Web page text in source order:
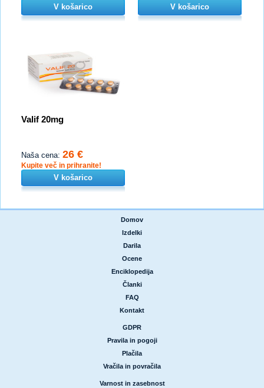
V košarico V košarico
Valif 20mg
Naša cena: 26 €
Kupite več in prihranite!
V košarico
Domov
Izdelki
Darila
Ocene
Enciklopedija
Članki
FAQ
Kontakt
GDPR
Pravila in pogoji
Plačila
Vračila in povračila
Varnost in zasebnost